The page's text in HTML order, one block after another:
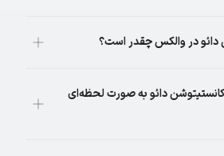
دائو در والکس چقدر است؟
دائو به صورت لحظه‌ای